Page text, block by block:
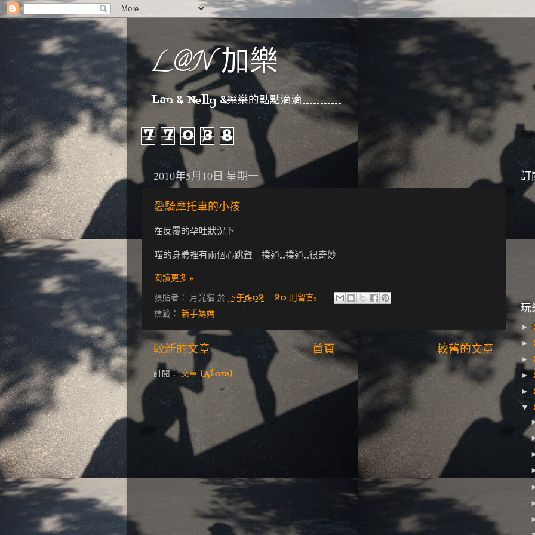
L@N 加樂
Lan & Nelly &樂樂的點點滴滴...........
7 7 0 3 8
2010年5月10日 星期一
愛騎摩托車的小孩
在反覆的孕吐狀況下
喵的身體裡有兩個心跳聲 撲通..撲通..很奇妙
閱讀更多 »
張貼者： 月光貓 於 下午6:02
20 則留言:
標籤： 新手媽媽
較新的文章 較舊的文章
首頁
訂閱：文章 (Atom)
訂
玩
►
►
►
►
►
▼